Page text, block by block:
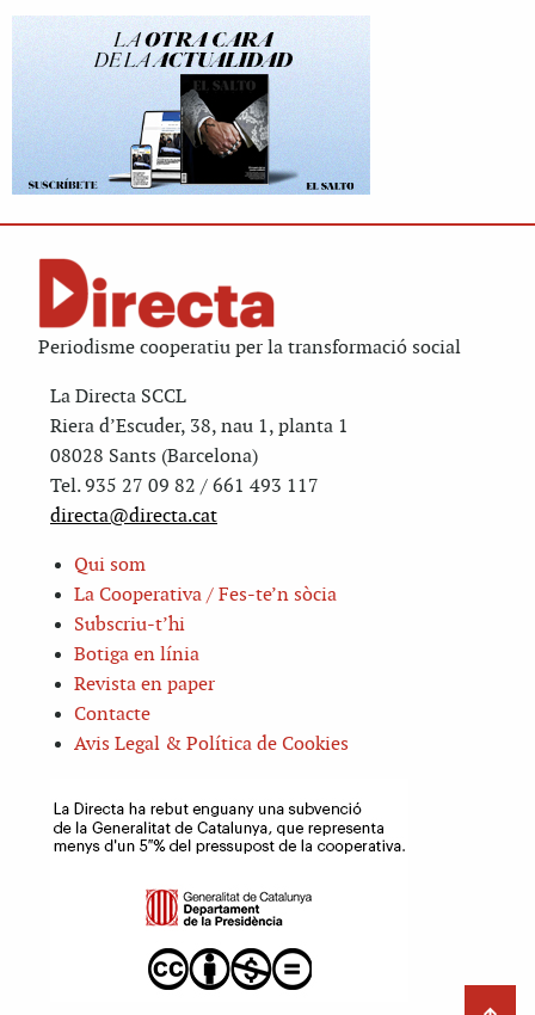
Periodisme cooperatiu per la transformació social
La Directa SCCL
Riera d’Escuder, 38, nau 1, planta 1
08028 Sants (Barcelona)
Tel. 935 27 09 82 / 661 493 117
directa@directa.cat
Qui som
La Cooperativa / Fes-te’n sòcia
Subscriu-t’hi
Botiga en línia
Revista en paper
Contacte
Avis Legal & Política de Cookies